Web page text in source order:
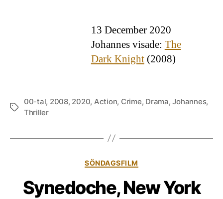
13 December 2020
Johannes visade: The
Dark Knight(2008)
Etiketter
00-tal, 2008, 2020, Action, Crime, Drama,Johannes,
Thriller
Kategorier
SÖNDAGSFILM
Synedoche, New York